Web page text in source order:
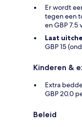
Er wordt
tegen een
en GBP 7.5
Laat
GBP 15
Kinderen &
Extra
GBP 20.0
Beleid